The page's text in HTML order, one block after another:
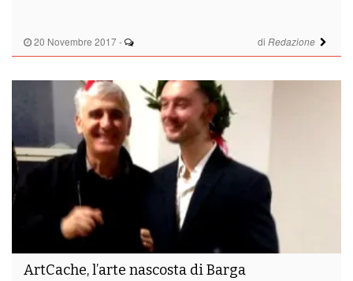
20 Novembre 2017 - di Redazione
ArtCache, l’arte nascosta di Barga